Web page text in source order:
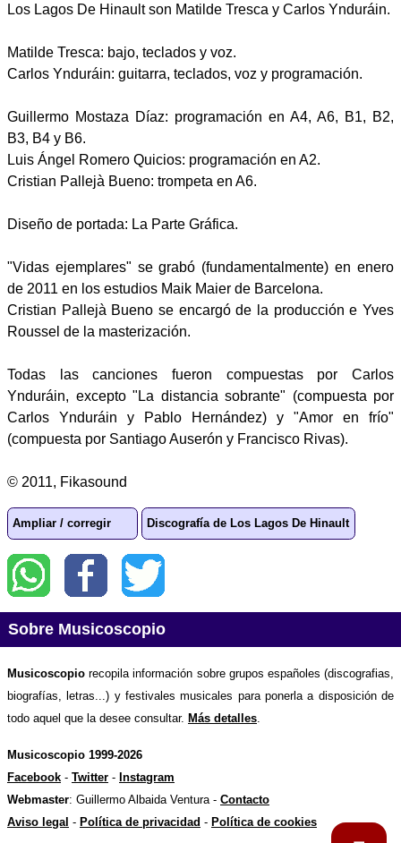
Los Lagos De Hinault son Matilde Tresca y Carlos Ynduráin.
Matilde Tresca: bajo, teclados y voz.
Carlos Ynduráin: guitarra, teclados, voz y programación.
Guillermo Mostaza Díaz: programación en A4, A6, B1, B2,
B3, B4 y B6.
Luis Ángel Romero Quicios: programación en A2.
Cristian Pallejà Bueno: trompeta en A6.
Diseño de portada: La Parte Gráfica.
"Vidas ejemplares" se grabó (fundamentalmente) en enero
de 2011 en los estudios Maik Maier de Barcelona.
Cristian Pallejà Bueno se encargó de la producción e Yves
Roussel de la masterización.
Todas las canciones fueron compuestas por Carlos
Ynduráin, excepto "La distancia sobrante" (compuesta por
Carlos Ynduráin y Pablo Hernández) y "Amor en frío"
(compuesta por Santiago Auserón y Francisco Rivas).
© 2011, Fikasound
Ampliar / corregir Discografía de Los Lagos De Hinault
Sobre Musicoscopio
Musicoscopio recopila información sobre grupos españoles (discografias,
biografías, letras...) y festivales musicales para ponerla a disposición de
todo aquel que la desee consultar. Más detalles
Musicoscopio 1999-2026
Facebook - Twitter - Instagram
Webmaster: Guillermo Albaida Ventura - Contacto
Aviso legal - Política de privacidad - Política de cookies